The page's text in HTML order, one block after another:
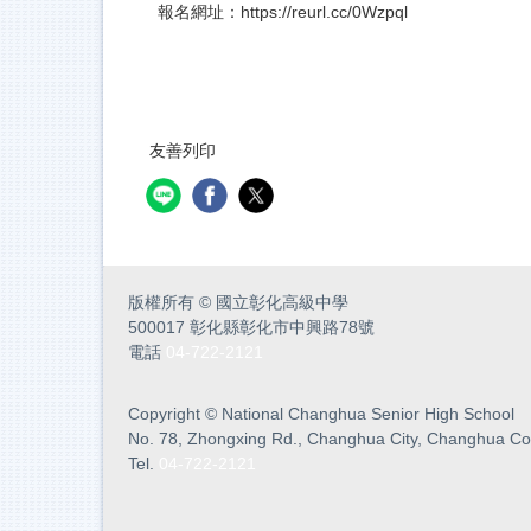
報名網址： https://reurl.cc/0Wzpql
友善列印
版權所有 © 國立彰化高級中學
500017 彰化縣彰化市中興路78號
電話
Copyright © National Changhua Senior High School
No. 78, Zhongxing Rd., Changhua City, Changhua
Tel.